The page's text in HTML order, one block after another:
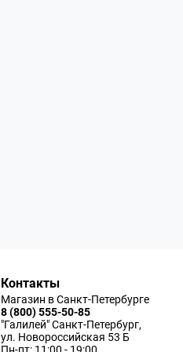
Контакты
Магазин в Санкт-Петербурге
8 (800) 555-50-85
"Галилей" Санкт-Петербург,
ул. Новороссийская 53 Б